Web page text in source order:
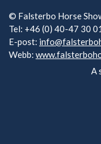
© Falsterbo Horse
Tel: +46 (0) 40-47 30
E-post:
Webb:
A